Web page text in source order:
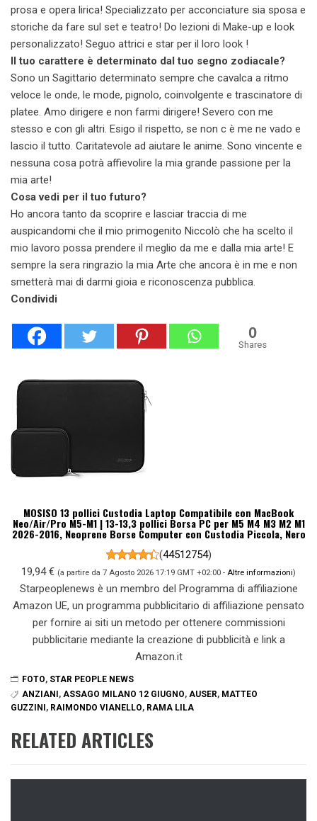
prosa e opera lirica! Specializzato per acconciature sia sposa e
storiche da fare sul set e teatro! Do lezioni di Make-up e look
personalizzato! Seguo attrici e star per il loro look !
Il tuo carattere è determinato dal tuo segno zodiacale?
Sono un Sagittario determinato sempre che cavalca a ritmo
veloce le onde, le mode, pignolo, coinvolgente e trascinatore di
platee. Amo dirigere e non farmi dirigere! Severo con me
stesso e con gli altri. Esigo il rispetto, se non c è me ne vado e
lascio il tutto. Caritatevole ad aiutare le anime. Sono vincente e
nessuna cosa potrà affievolire la mia grande passione per la
mia arte!
Cosa vedi per il tuo futuro?
Ho ancora tanto da scoprire e lasciar traccia di me
auspicandomi che il mio primogenito Niccolò che ha scelto il
mio lavoro possa prendere il meglio da me e dalla mia arte! E
sempre la sera ringrazio la mia Arte che ancora è in me e non
smetterà mai di darmi gioia e riconoscenza pubblica.
Condividi
0
Shares
MOSISO 13 pollici Custodia Laptop Compatibile con MacBook
Neo/Air/Pro M5-M1 | 13-13,3 pollici Borsa PC per M5 M4 M3 M2 M1
2026-2016, Neoprene Borse Computer con Custodia Piccola, Nero
(44512754)
19,94 € (a partire da 7 Agosto 2026 17:19 GMT +02:00 - Altre informazioni)
Starpeoplenews è un membro del Programma di affiliazione
Amazon UE, un programma pubblicitario di affiliazione pensato
per fornire ai siti un metodo per ottenere commissioni
pubblicitarie mediante la creazione di pubblicità e link a
Amazon.it
FOTO, STAR PEOPLE NEWS
ANZIANI, ASSAGO MILANO 12 GIUGNO, AUSER, MATTEO
GUZZINI, RAIMONDO VIANELLO, RAMA LILA
RELATED ARTICLES